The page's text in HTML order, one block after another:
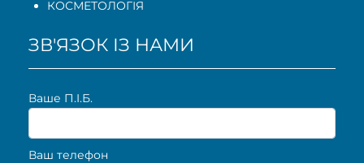
КОСМЕТОЛОГІЯ
ЗВ'ЯЗОК ІЗ НАМИ
Ваше П.I.Б.
Ваш телефон